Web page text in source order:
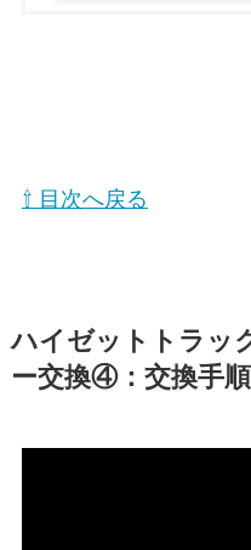
⇧ 目次へ戻る
ハイゼットトラッ
ー交換④：交換手順